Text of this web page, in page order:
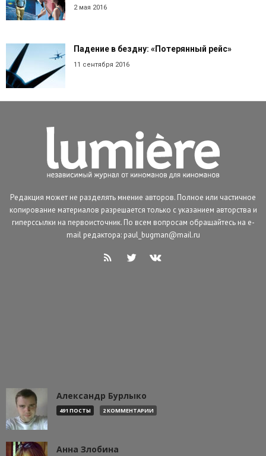
2 мая 2016
Падение в бездну: «Потерянный рейс»
11 сентября 2016
Редакция может не разделять мнение авторов. Полное или частичное
копирование материалов разрешается только с указанием авторства и
гиперссылки на первоисточник. По всем вопросам обращайтесь на e-
mail редактора: paul_bugman@mail.ru
Александр Бурлыко
491 ПОСТЫ 2 КОММЕНТАРИИ
Анна Злобина